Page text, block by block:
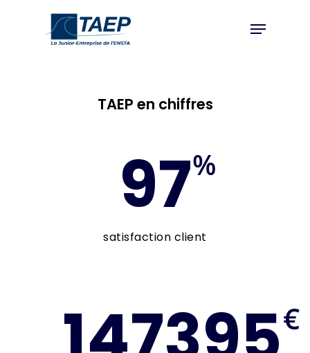
Menu
TAEP en chiffres
97%
satisfaction client
€